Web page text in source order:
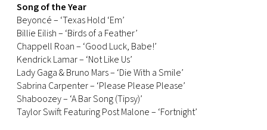
Song of the Year
Beyoncé – ‘Texas Hold ‘Em’
Billie Eilish – ‘Birds of a Feather’
Chappell Roan – ‘Good Luck, Babe!’
Kendrick Lamar – ‘Not Like Us’
Lady Gaga & Bruno Mars – ‘Die With a Smile’
Sabrina Carpenter – ‘Please Please Please’
Shaboozey – ‘A Bar Song (Tipsy)’
Taylor Swift Featuring Post Malone – ‘Fortnight’